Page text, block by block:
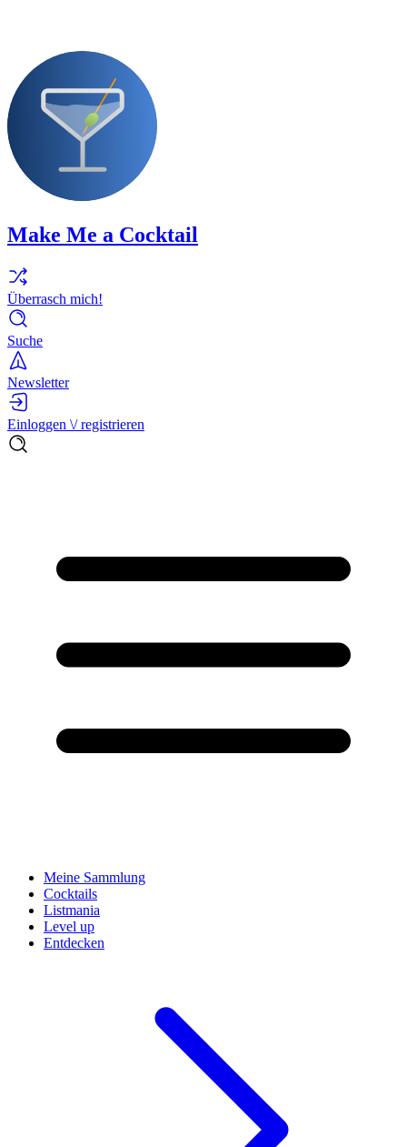
Make Me a Cocktail
Überrasch mich!
Suche
Newsletter
Einloggen \/ registrieren
Meine Sammlung
Cocktails
Listmania
Level up
Entdecken